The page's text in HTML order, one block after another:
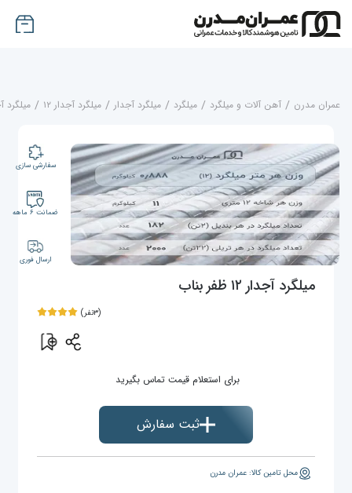
عمران مدرن / آهن آلات و میلگرد / میلگرد / میلگرد آجدار / میلگرد آجدار ۱۲ / میلگرد آجدار
سفارشی سازی
ضمانت ۶ ماهه
ارسال فوری
میلگرد آجدار ۱۲ ظفر بناب
(۳نفر)
برای استعلام قیمت تماس بگیرید
ثبت سفارش
محل تامین کالا: عمران مدرن